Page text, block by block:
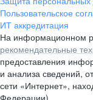
Пользовательское
ИТ аккредитация
На информационном
рекомендательные
предоставления
и анализа сведений,
сети «Интернет»,
Федерации)